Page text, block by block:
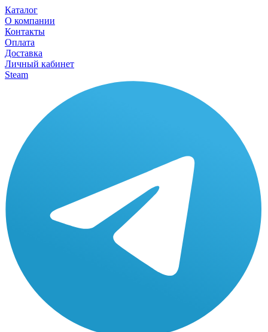
Каталог
О компании
Контакты
Оплата
Доставка
Личный кабинет
Steam